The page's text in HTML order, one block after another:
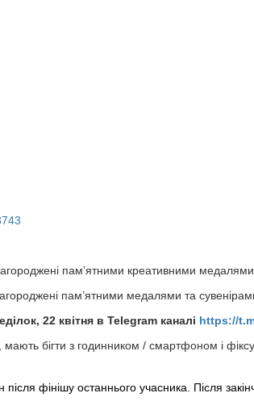
пам’ятними креативними
пам’ятними медалями та
22 квітня в Telegram каналі https://
мають бігти з годинником / смартфоном і
фінішу останнього учасника. Після